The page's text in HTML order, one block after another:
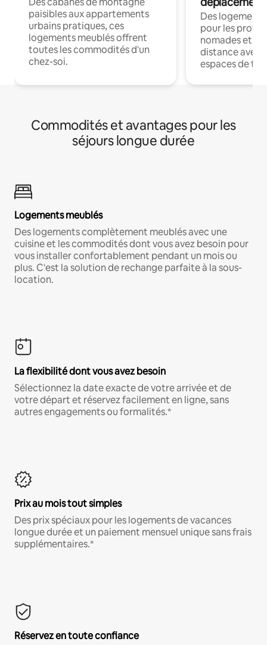
paisibles aux appartements
urbains pratiques, ces
logements meublés offrent
toutes les commodités d'un
chez-soi.
Des
pour les
nomades et
distance avec
espaces de
Commodités et avantages pour les
séjours longue durée
Logements meublés
Des logements complètement meublés avec une
cuisine et les commodités dont vous avez besoin pour
vous installer confortablement pendant un mois ou
plus. C'est la solution de rechange parfaite à la sous-
location.
La flexibilité dont vous avez besoin
Sélectionnez la date exacte de votre arrivée et de
votre départ et réservez facilement en ligne, sans
autres engagements ou formalités.*
Prix au mois tout simples
Des prix spéciaux pour les logements de vacances
longue durée et un paiement mensuel unique sans frais
supplémentaires.*
Réservez en toute confiance